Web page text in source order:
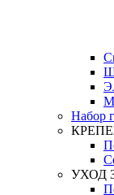
Набор
УХОД